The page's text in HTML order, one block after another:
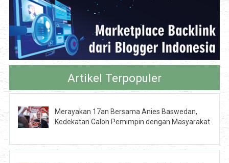
Artikel Terpopuler
Merayakan 17an Bersama Anies Baswedan,
Kedekatan Calon Pemimpin dengan Masyarakat